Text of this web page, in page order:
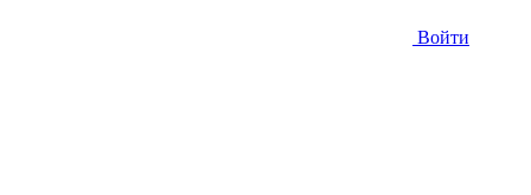
Войти